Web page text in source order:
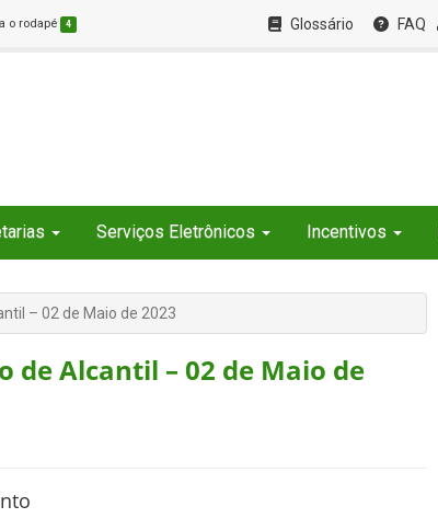
o rodapé 4 Glossário FAQ
Serviços Eletrônicos Incentivos
– 02 de Maio de 2023
Alcantil – 02 de Maio de